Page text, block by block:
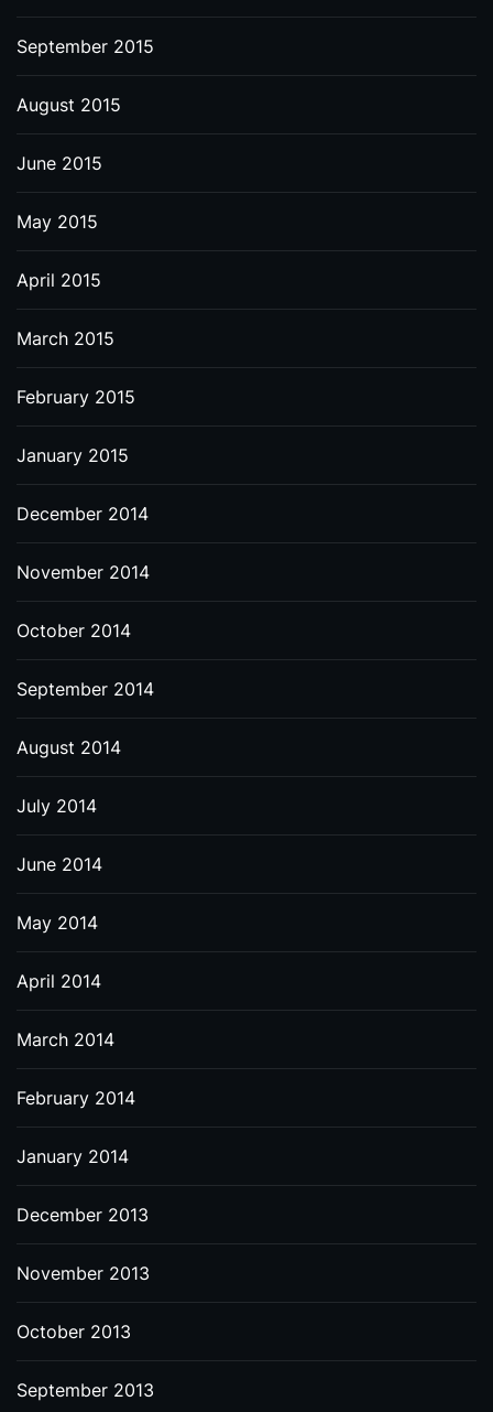
September 2015
August 2015
June 2015
May 2015
April 2015
March 2015
February 2015
January 2015
December 2014
November 2014
October 2014
September 2014
August 2014
July 2014
June 2014
May 2014
April 2014
March 2014
February 2014
January 2014
December 2013
November 2013
October 2013
September 2013